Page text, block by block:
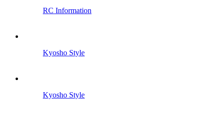
RC Information
Kyosho Style
Kyosho Style